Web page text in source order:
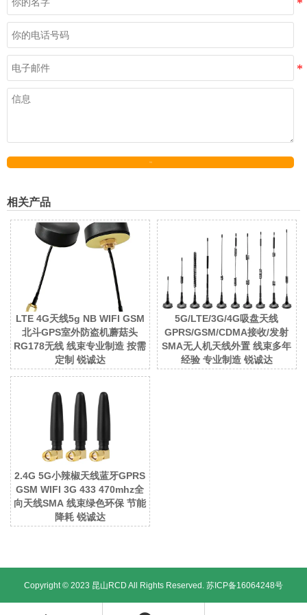
相关产品
LTE 4G天线5g NB WIFI GSM
北斗GPS室外防盗机蘑菇头
RG178无线 线束专业制造 按需
定制 锐诚达
5G/LTE/3G/4G吸盘天线
GPRS/GSM/CDMA接收/发射
SMA无人机天线外置 线束多年
经验 专业制造 锐诚达
2.4G 5G小辣椒天线蓝牙GPRS
GSM WIFI 3G 433 470mhz全
向天线SMA 线束绿色环保 节能
降耗 锐诚达
Copyright © 2023 昆山RCD All Rights Reserved. 苏ICP备16064248号